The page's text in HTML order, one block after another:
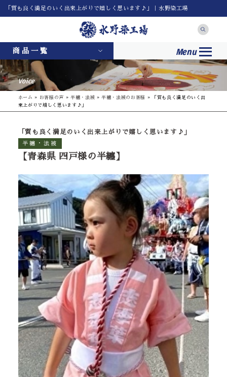
「質も良く満足のいく出来上がりで嬉しく思います♪」｜水野染工場
商品一覧 Menu
Voice
ホーム » お客様の声 » 半纏・法被 »半纏・法被のお客様 »
「質も良く満足のいく出
来上がりで嬉しく思います♪」
「質も良く満足のいく出来上がりで嬉しく思います♪」
半纏・法被
【青森県 四戸様の半纏】